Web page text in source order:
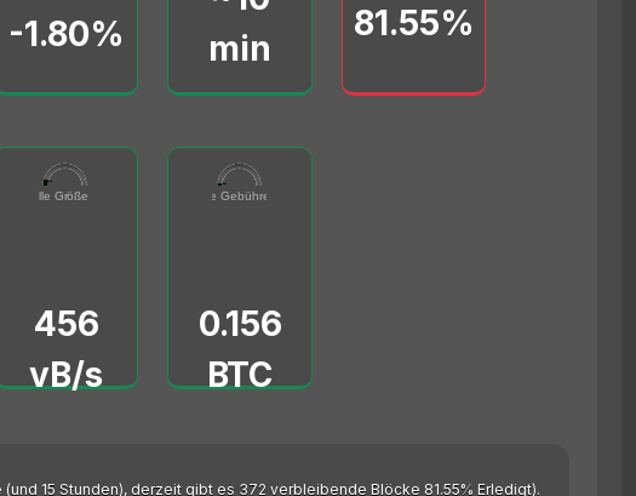
-1.80%
min
81.55%
45561691
Virtuelle Größe (vB/s)
0 500000000
456
vB/s
0.156
Erzeugte Gebühren (BTC)
0 5
0.156
BTC
15 Stunden), derzeit gibt es 372 verbleibende Blöcke 81.55% Erledigt).